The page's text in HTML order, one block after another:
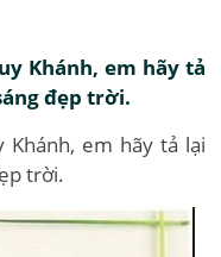
Khánh, em hãy tả
đẹp trời.
Khánh, em hãy tả lại
trời.